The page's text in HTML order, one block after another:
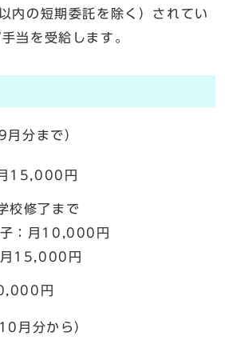
内の短期委託を除く）されてい
当を受給します。
分まで）
15,000円
校修了まで
：月10,000円
月15,000円
円
月分から）